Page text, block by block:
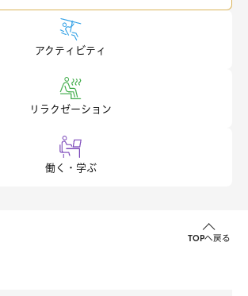
アクティビティ
リラクゼーション
働く・学ぶ
TOPへ戻る